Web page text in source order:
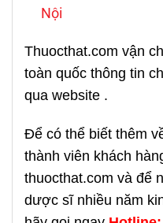
Nội
Thuocthat.com vận
toàn quốc thông tin
qua website .
Để có thể biết thêm
thành viên khách
thuocthat.com và để
dược sĩ nhiều năm